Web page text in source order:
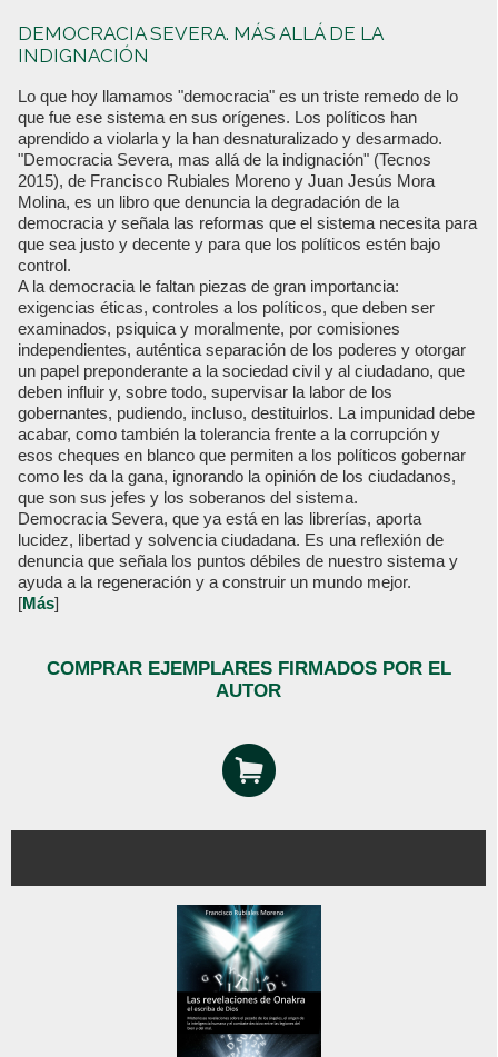
DEMOCRACIA SEVERA. MÁS ALLÁ DE LA
INDIGNACIÓN
Lo que hoy llamamos "democracia" es un triste remedo de lo
que fue ese sistema en sus orígenes. Los políticos han
aprendido a violarla y la han desnaturalizado y desarmado.
"Democracia Severa, mas allá de la indignación" (Tecnos
2015), de Francisco Rubiales Moreno y Juan Jesús Mora
Molina, es un libro que denuncia la degradación de la
democracia y señala las reformas que el sistema necesita para
que sea justo y decente y para que los políticos estén bajo
control.
A la democracia le faltan piezas de gran importancia:
exigencias éticas, controles a los políticos, que deben ser
examinados, psiquica y moralmente, por comisiones
independientes, auténtica separación de los poderes y otorgar
un papel preponderante a la sociedad civil y al ciudadano, que
deben influir y, sobre todo, supervisar la labor de los
gobernantes, pudiendo, incluso, destituirlos. La impunidad debe
acabar, como también la tolerancia frente a la corrupción y
esos cheques en blanco que permiten a los políticos gobernar
como les da la gana, ignorando la opinión de los ciudadanos,
que son sus jefes y los soberanos del sistema.
Democracia Severa, que ya está en las librerías, aporta
lucidez, libertad y solvencia ciudadana. Es una reflexión de
denuncia que señala los puntos débiles de nuestro sistema y
ayuda a la regeneración y a construir un mundo mejor.
[Más]
COMPRAR EJEMPLARES FIRMADOS POR EL
AUTOR